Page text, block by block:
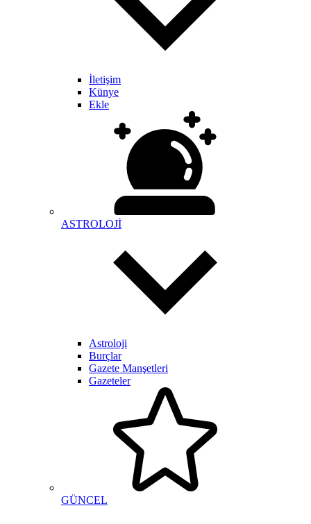
İletişim
Künye
Ekle
ASTROLOJİ
Astroloji
Burçlar
Gazete Manşetleri
Gazeteler
GÜNCEL